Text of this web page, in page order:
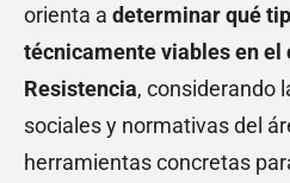
orienta a determinar qué
técnicamente viables en el
Resistencia, considerando
sociales y normativas del
herramientas concretas